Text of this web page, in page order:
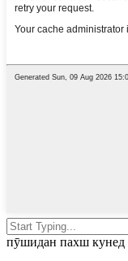
пӯшидан пахш кунед